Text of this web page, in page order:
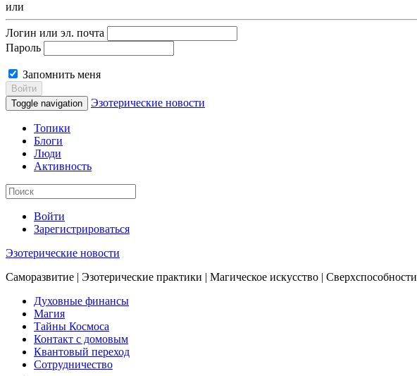
или
Логин или эл. почта
Пароль
Запомнить меня
Войти
Toggle navigation
Эзотерические новости
Топики
Блоги
Люди
Активность
Войти
Зарегистрироваться
Эзотерические новости
Саморазвитие | Эзотерические практики | Магическое искусство | Сверхспособности
Духовные финансы
Магия
Тайны Космоса
Контакт с домовым
Квантовый переход
Сотрудничество